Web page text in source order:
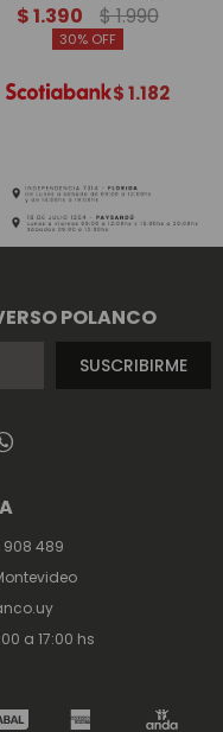
$1.390 $1.990
30
$1.182
908 489
a 17:00 hs
POLANCO
SUSCRIBIRME